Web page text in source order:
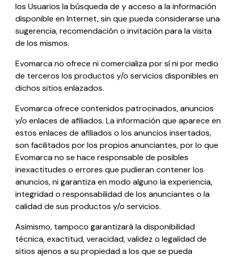
los Usuarios la búsqueda de y acceso a la información
disponible en Internet, sin que pueda considerarse una
sugerencia, recomendación o invitación para la visita
de los mismos.
Evomarcano ofrece ni comercializa por sí ni por medio
de terceros los productos y/o servicios disponibles en
dichos sitios enlazados.
Evomarcaofrece contenidos patrocinados, anuncios
y/o enlaces de afiliados. La información que aparece en
estos enlaces de afiliados o los anuncios insertados,
son facilitados por los propios anunciantes, por lo que
Evomarcano se hace responsable de posibles
inexactitudes o errores que pudieran contener los
anuncios, ni garantiza en modo alguno la experiencia,
integridad o responsabilidad de los anunciantes o la
calidad de sus productos y/o servicios.
Asimismo, tampoco garantizará la disponibilidad
técnica, exactitud, veracidad, validez o legalidad de
sitios ajenos a su propiedad a los que se pueda